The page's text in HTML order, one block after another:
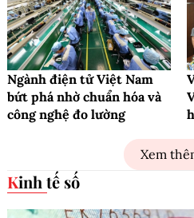
Ngành điện tử Việt Nam
bứt phá nhờ chuẩn hóa và
công nghệ đo lường
Xem
Kinh tế số